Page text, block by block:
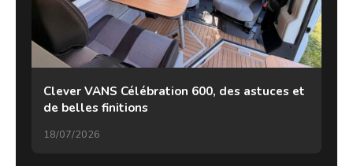
Clever VANS Célébration 600, des astuces et
de belles finitions
18/07/2026